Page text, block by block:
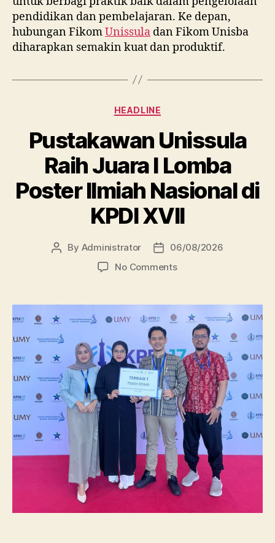
pendidikan dan pembelajaran. Ke depan,
hubungan FikomUnissula dan Fikom Unisba
diharapkan semakin kuat dan produktif.
Categories
HEADLINE
Pustakawan Unissula
Raih Juara I Lomba
Poster Ilmiah Nasional di
KPDI XVII
Post
By Administrator
Post
date
06/08/2026
No Commentson
Raih
Juara
Lomba
Poster
Ilmiah
Nasional
di
KPDI
XVII